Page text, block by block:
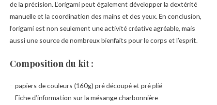
de la précision. L’origami peut également développer la dextérité
manuelle et la coordination des mains et des yeux. En conclusion,
l’origami est non seulement une activité créative agréable, mais
aussi une source de nombreux bienfaits pour le corps et l’esprit.
Composition du kit :
– papiers de couleurs (160g) pré découpé et pré plié
– Fiche d’information sur la mésange charbonnière